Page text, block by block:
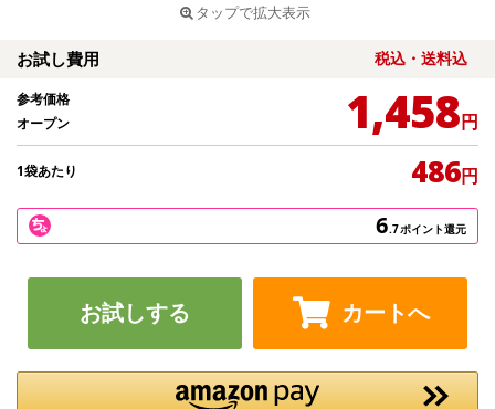
タップで拡大表示
お試し費用 税込・送料込
参考価格
オープン
1,458円
1袋あたり 486円
6.7ポイント還元
お試しする カートへ